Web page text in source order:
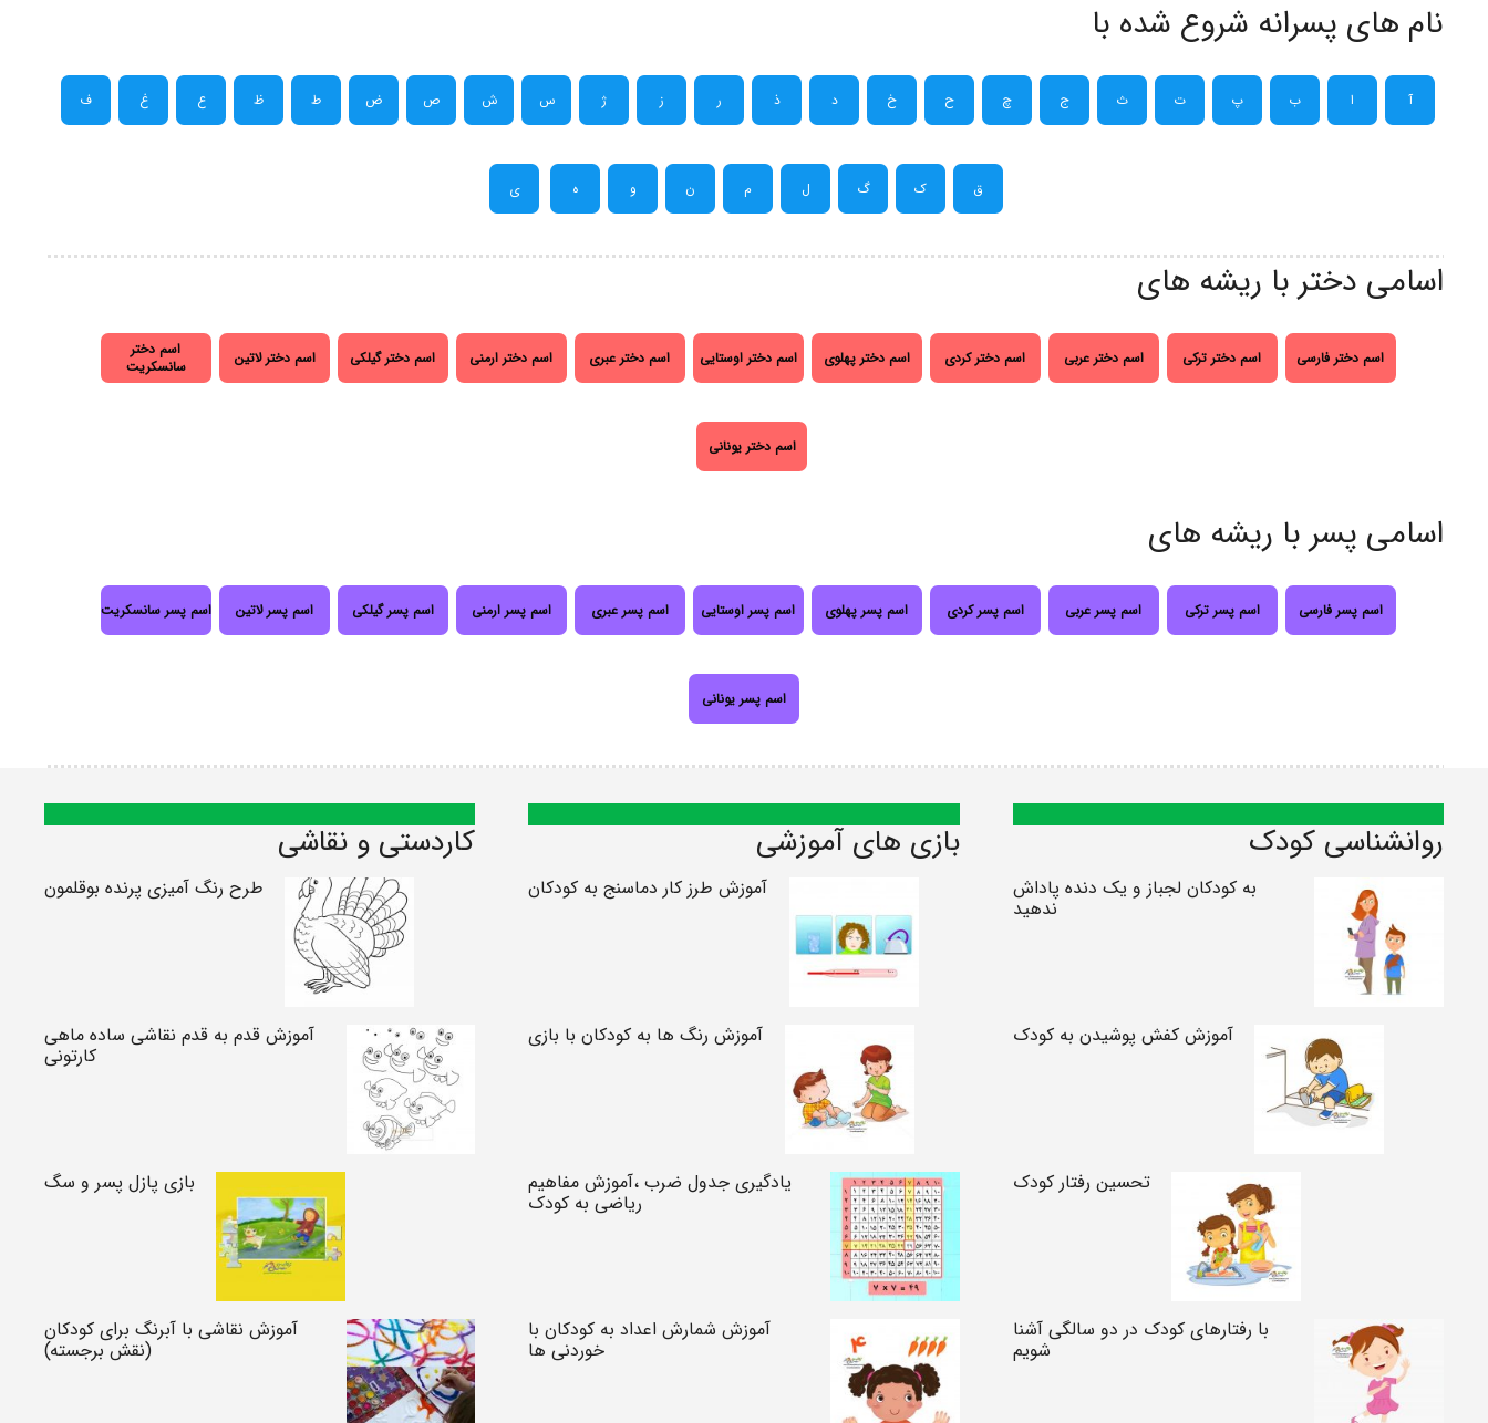
نام های پسرانه شروع شده با
آ ا ب پ ت ث ج چ ح خ د ذ ر ز ژ س ش ص ض ط ظ ع غ ف
ق ک گ ل م ن و ه ی
اسامی دختر با ریشه های
اسم دختر فارسی اسم دختر ترکی اسم دختر عربی اسم دختر کردی اسم دختر پهلوی اسم دختر اوستایی اسم دختر عبری اسم دختر ارمنی اسم دختر گیلکی اسم دختر لاتین
اسم دختر
سانسکریت
اسم دختر یونانی
اسامی پسر با ریشه های
اسم پسر فارسی اسم پسر ترکی اسم پسر عربی اسم پسر کردی اسم پسر پهلوی اسم پسر اوستایی اسم پسر عبری اسم پسر ارمنی اسم پسر گیلکی اسم پسر لاتین اسم پسر سانسکریت
اسم پسر یونانی
روانشناسی کودک
به کودکان لجباز و یک دنده پاداش
ندهید
آموزش کفش پوشیدن به کودک
تحسین رفتار کودک
با رفتارهای کودک در دو سالگی آشنا
شویم
بازی های آموزشی
آموزش طرز کار دماسنج به کودکان
آموزش رنگ ها به کودکان با بازی
یادگیری جدول ضرب ،آموزش مفاهیم
ریاضی به کودک
آموزش شمارش اعداد به کودکان با
خوردنی ها
کاردستی و نقاشی
طرح رنگ آمیزی پرنده بوقلمون
آموزش قدم به قدم نقاشی ساده ماهی
کارتونی
بازی پازل پسر و سگ
آموزش نقاشی با آبرنگ برای کودکان
(نقش برجسته)